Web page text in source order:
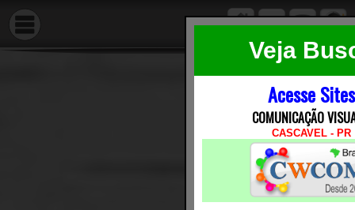
Veja
Acesse Sites
COMUNICAÇÃO
CASCAVEL - PR